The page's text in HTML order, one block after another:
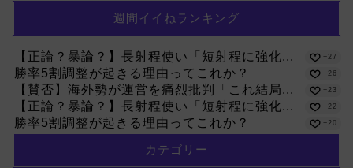
週間イイねランキング
【正論？暴論？】長射程使い「短射程に強化... +27
勝率5割調整が起きる理由ってこれか？ +26
【賛否】海外勢が運営を痛烈批判「これ結局... +23
【正論？暴論？】長射程使い「短射程に強化... +22
勝率5割調整が起きる理由ってこれか？ +20
カテゴリー